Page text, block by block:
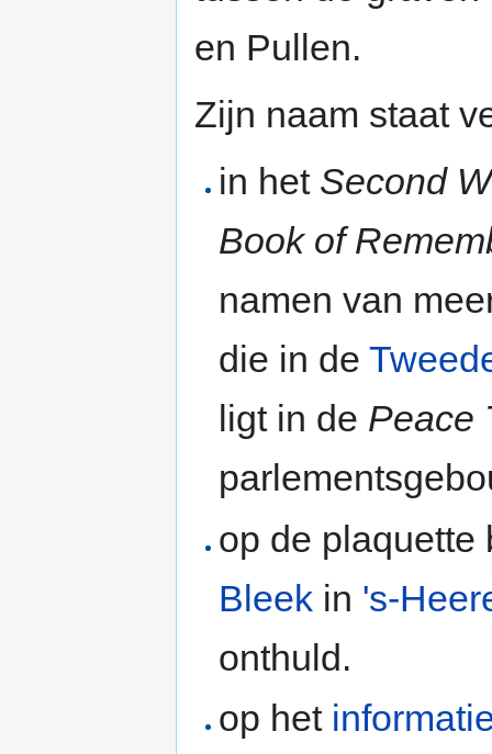
en Pullen.
Zijn naam staat
in het Second
Book of
namen van
die in de
ligt in de Peace
op de
Bleek in 's-
onthuld.
op het